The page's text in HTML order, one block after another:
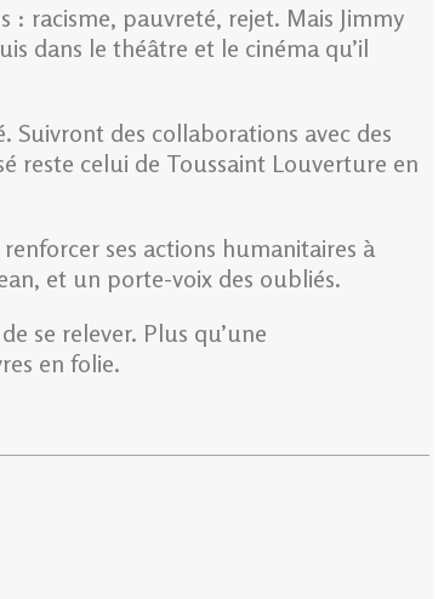
: racisme, pauvreté, rejet. Mais Jimmy
dans le théâtre et le cinéma qu’il
Suivront des collaborations avec des
reste celui de Toussaint Louverture en
ses actions humanitaires à
et un porte-voix des oubliés.
se relever. Plus qu’une
en folie.